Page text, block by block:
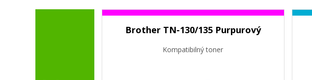
Brother TN-130/135 Purpurový
Kompatibilný toner